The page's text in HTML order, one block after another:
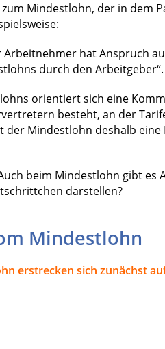
Mindestlohn, der in dem
hat Anspruch
durch den Arbeitgeber“.
orientiert sich eine
besteht, an der
der Mindestlohn deshalb
beim Mindestlohn gibt es
darstellen?
Mindestlohn
erstrecken sich zunächst
Geld